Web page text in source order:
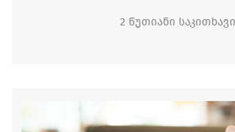
2 წუთიანი საკითხავი